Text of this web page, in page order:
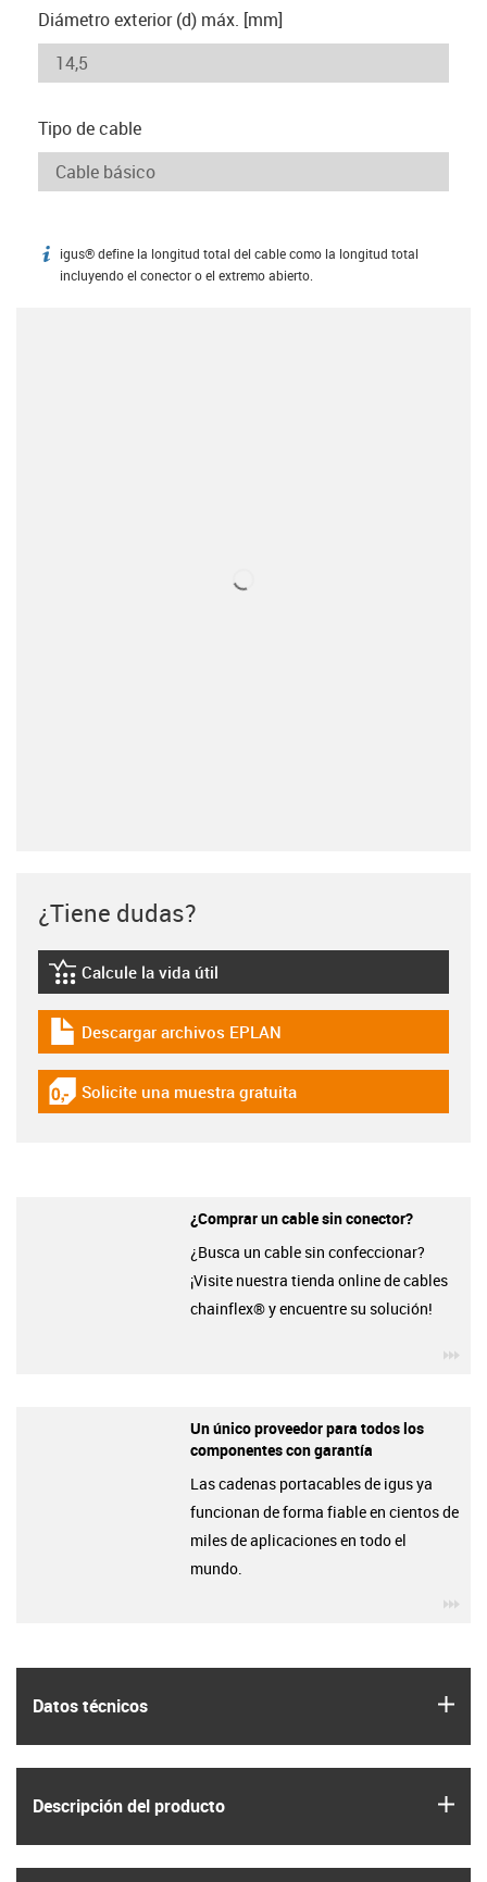
Diámetro exterior (d) máx. [mm]
Tipo de cable
igus-icon-info
igus® define la longitud total del cable como la longitud total
incluyendo el conector o el extremo abierto.
Datos técnicos
Descripción del producto
¿Tiene dudas?
igus-icon-lebensdauerrechner
Calcule la vida útil
igus-icon-download-plan
Descargar archivos EPLAN
igus-icon-gratismuster
Solicite una muestra gratuita
¿Comprar un cable sin conector?
¿Busca un cable sin confeccionar?
¡Visite nuestra tienda online de cables
chainflex® y encuentre su solución!
Un único proveedor para todos los
componentes con garantía
Las cadenas portacables de igus ya
funcionan de forma fiable en cientos de
miles de aplicaciones en todo el
mundo.